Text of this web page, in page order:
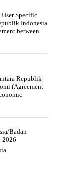
User Specific
Indonesia
between
Republik
(Agreement
Badan
2026